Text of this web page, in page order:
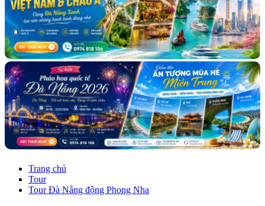
Trang chủ
Tour
Tour Đà Nẵng động Phong Nha